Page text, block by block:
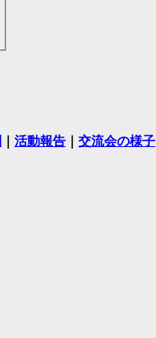
活動報告 交流会の様子